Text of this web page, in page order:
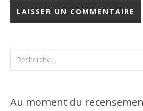
Au moment du